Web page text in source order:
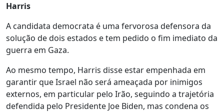
Harris
A candidata democrata é uma fervorosa defensora da
solução de dois estados e tem pedido o fim imediato da
guerra em Gaza.
Ao mesmo tempo, Harris disse estar empenhada em
garantir que Israel não será ameaçada por inimigos
externos, em particular pelo Irão, seguindo a trajetória
defendida pelo Presidente Joe Biden, mas condena os